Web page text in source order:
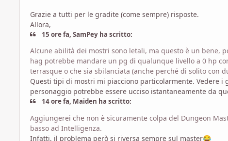
Grazie a tutti per le gradite (come sempre) risposte.
Allora,
15 ore fa, SamPey ha scritto:
Alcune abilità dei mostri sono letali, ma questo è un bene,
hag potrebbe mandare un pg di qualunque livello a 0 hp
terrasque o che sia sbilanciata (anche perché di solito con
Questi tipi di mostri mi piacciono particolarmente. Vedere
personaggio potrebbe essere ucciso istantaneamente da
14 ore fa, Maiden ha scritto:
Aggiungerei che non è sicuramente colpa del Dungeon
basso ad Intelligenza.
Infatti, il problema però si riversa sempre sul master😂